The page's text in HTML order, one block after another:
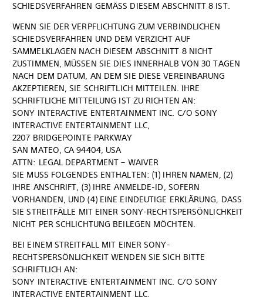
SCHIEDSVERFAHREN GEMÄSS DIESEM ABSCHNITT 8 IST.
WENN SIE DER VERPFLICHTUNG ZUM VERBINDLICHEN
SCHIEDSVERFAHREN UND DEM VERZICHT AUF
SAMMELKLAGEN NACH DIESEM ABSCHNITT 8 NICHT
ZUSTIMMEN, MÜSSEN SIE DIES INNERHALB VON 30 TAGEN
NACH DEM DATUM, AN DEM SIE DIESE VEREINBARUNG
AKZEPTIEREN, SIE SCHRIFTLICH MITTEILEN. IHRE
SCHRIFTLICHE MITTEILUNG IST ZU RICHTEN AN:
SONY INTERACTIVE ENTERTAINMENT INC. C/O SONY
INTERACTIVE ENTERTAINMENT LLC,
2207 BRIDGEPOINTE PARKWAY
SAN MATEO, CA 94404, USA
ATTN: LEGAL DEPARTMENT – WAIVER
SIE MUSS FOLGENDES ENTHALTEN: (1) IHREN NAMEN, (2)
IHRE ANSCHRIFT, (3) IHRE ANMELDE-ID, SOFERN
VORHANDEN, UND (4) EINE EINDEUTIGE ERKLÄRUNG, DASS
SIE STREITFÄLLE MIT EINER SONY-RECHTSPERSÖNLICHKEIT
NICHT PER SCHLICHTUNG BEILEGEN MÖCHTEN.
BEI EINEM STREITFALL MIT EINER SONY-
RECHTSPERSÖNLICHKEIT WENDEN SIE SICH BITTE
SCHRIFTLICH AN:
SONY INTERACTIVE ENTERTAINMENT INC. C/O SONY
INTERACTIVE ENTERTAINMENT LLC,